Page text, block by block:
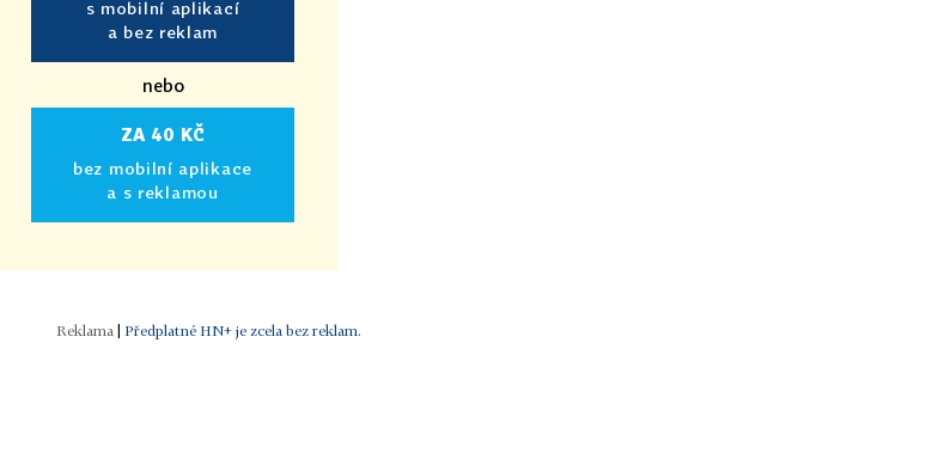
s mobilní aplikací
a bez reklam
nebo
ZA 40 KČ
bez mobilní aplikace
a s reklamou
Předplatné HN+ je zcela bez reklam.